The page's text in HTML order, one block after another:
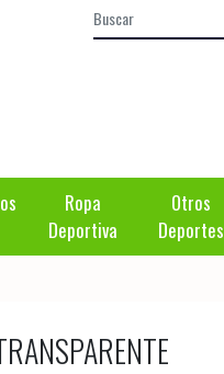
Ropa
Deportiva
Otros
Deportes